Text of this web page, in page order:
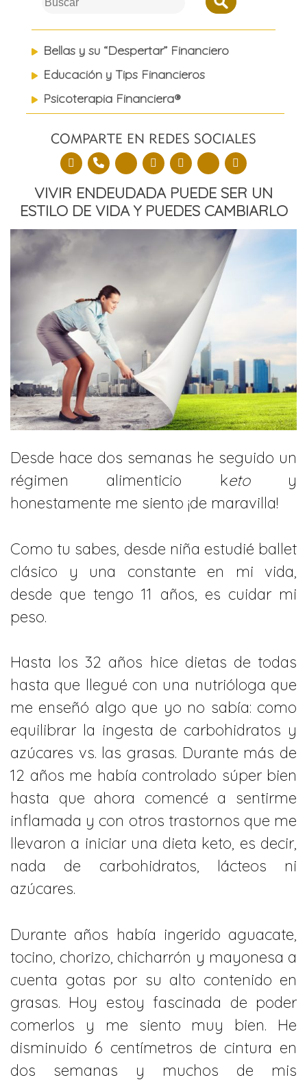
Bellas y su “Despertar” Financiero
Educación y Tips Financieros
Psicoterapia Financiera®
COMPARTE EN REDES SOCIALES
VIVIR ENDEUDADA PUEDE SER UN
ESTILO DE VIDA Y PUEDES CAMBIARLO
Desde hace dos semanas he seguido un
régimen alimenticio ketoy
honestamente me siento ¡de maravilla!
Como tu sabes, desde niña estudié ballet
clásico y una constante en mi vida,
desde que tengo 11 años, es cuidar mi
peso.
Hasta los 32 años hice dietas de todas
hasta que llegué con una nutrióloga que
me enseñó algo que yo no sabía: como
equilibrar la ingesta de carbohidratos y
azúcares vs. las grasas. Durante más de
12 años me había controlado súper bien
hasta que ahora comencé a sentirme
inflamada y con otros trastornos que me
llevaron a iniciar una dieta keto, es decir,
nada de carbohidratos, lácteos ni
azúcares.
Durante años había ingerido aguacate,
tocino, chorizo, chicharrón y mayonesa a
cuenta gotas por su alto contenido en
grasas. Hoy estoy fascinada de poder
comerlos y me siento muy bien. He
disminuido 6 centímetros de cintura en
dos semanas y muchos de mis